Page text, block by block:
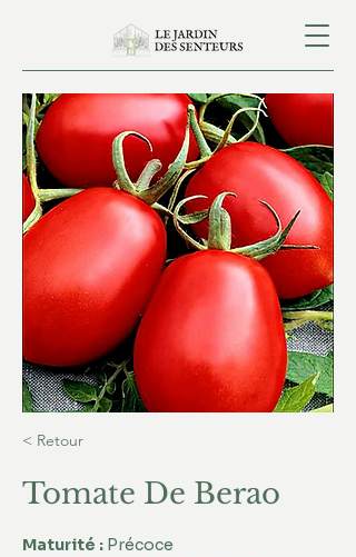
< Retour
Tomate De Berao
Maturité : Précoce